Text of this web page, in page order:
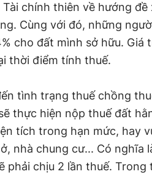
chính thiên về hướng
Cùng với đó, những
cho đất mình sở hữu. Giá
thời điểm tính thuế.
tình trạng thuế chồng
thực hiện nộp thuế đất
tích trong hạn mức, hay
nhà chung cư... Có nghĩa
phải chịu 2 lần thuế.